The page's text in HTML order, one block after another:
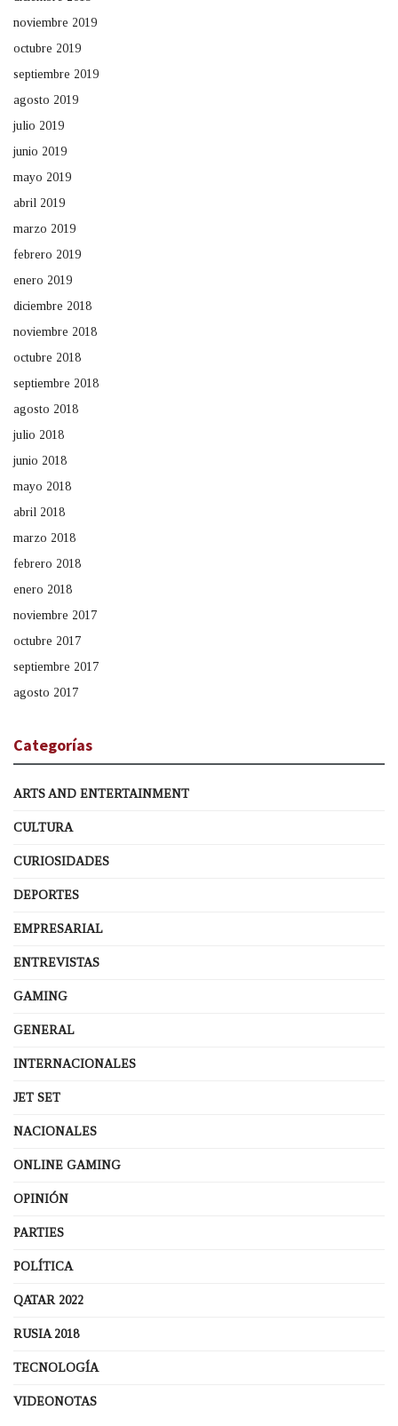
noviembre 2019
octubre 2019
septiembre 2019
agosto 2019
julio 2019
junio 2019
mayo 2019
abril 2019
marzo 2019
febrero 2019
enero 2019
diciembre 2018
noviembre 2018
octubre 2018
septiembre 2018
agosto 2018
julio 2018
junio 2018
mayo 2018
abril 2018
marzo 2018
febrero 2018
enero 2018
noviembre 2017
octubre 2017
septiembre 2017
agosto 2017
Categorías
ARTS AND ENTERTAINMENT
CULTURA
CURIOSIDADES
DEPORTES
EMPRESARIAL
ENTREVISTAS
GAMING
GENERAL
INTERNACIONALES
JET SET
NACIONALES
ONLINE GAMING
OPINIÓN
PARTIES
POLÍTICA
QATAR 2022
RUSIA 2018
TECNOLOGÍA
VIDEONOTAS